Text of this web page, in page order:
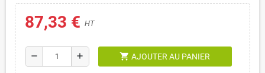
87,33 € HT
remove add shopping_cart AJOUTER AU PANIER